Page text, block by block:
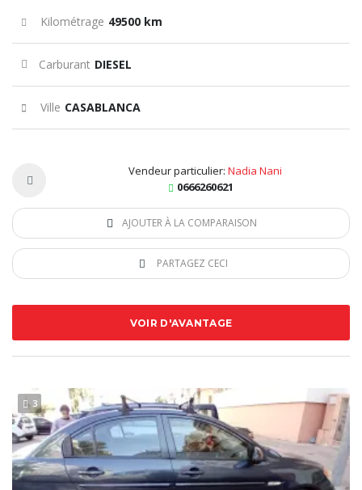
Kilométrage 49500 km
Carburant DIESEL
Ville CASABLANCA
Vendeur particulier: Nadia Nani
0666260621
AJOUTER À LA COMPARAISON
PARTAGEZ CECI
VOIR D'AVANTAGE
3